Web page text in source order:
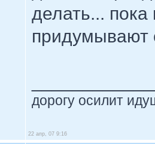
делать...
придумывают
дорогу осилит
22 апр, 07 9:16